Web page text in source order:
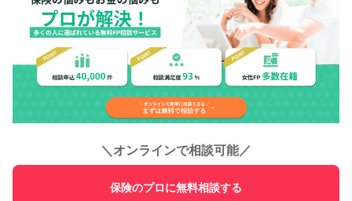
＼ オンラインで相談可能／
保険のプロに無料相談する